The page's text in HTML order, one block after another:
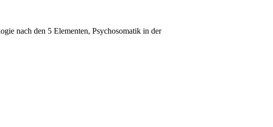
nach den 5 Elementen, Psychosomatik in der